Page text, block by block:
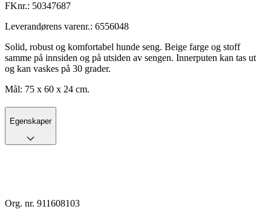
FKnr.: 50347687
Leverandørens varenr.: 6556048
Solid, robust og komfortabel hunde seng. Beige farge og stoff
samme på innsiden og på utsiden av sengen. Innerputen kan tas ut
og kan vaskes på 30 grader.
Mål: 75 x 60 x 24 cm.
Egenskaper
Org. nr. 911608103